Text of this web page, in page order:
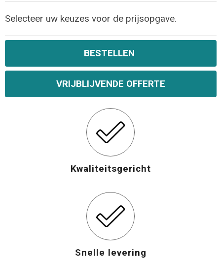
Selecteer uw keuzes voor de prijsopgave.
BESTELLEN
VRIJBLIJVENDE OFFERTE
Kwaliteitsgericht
Snelle levering